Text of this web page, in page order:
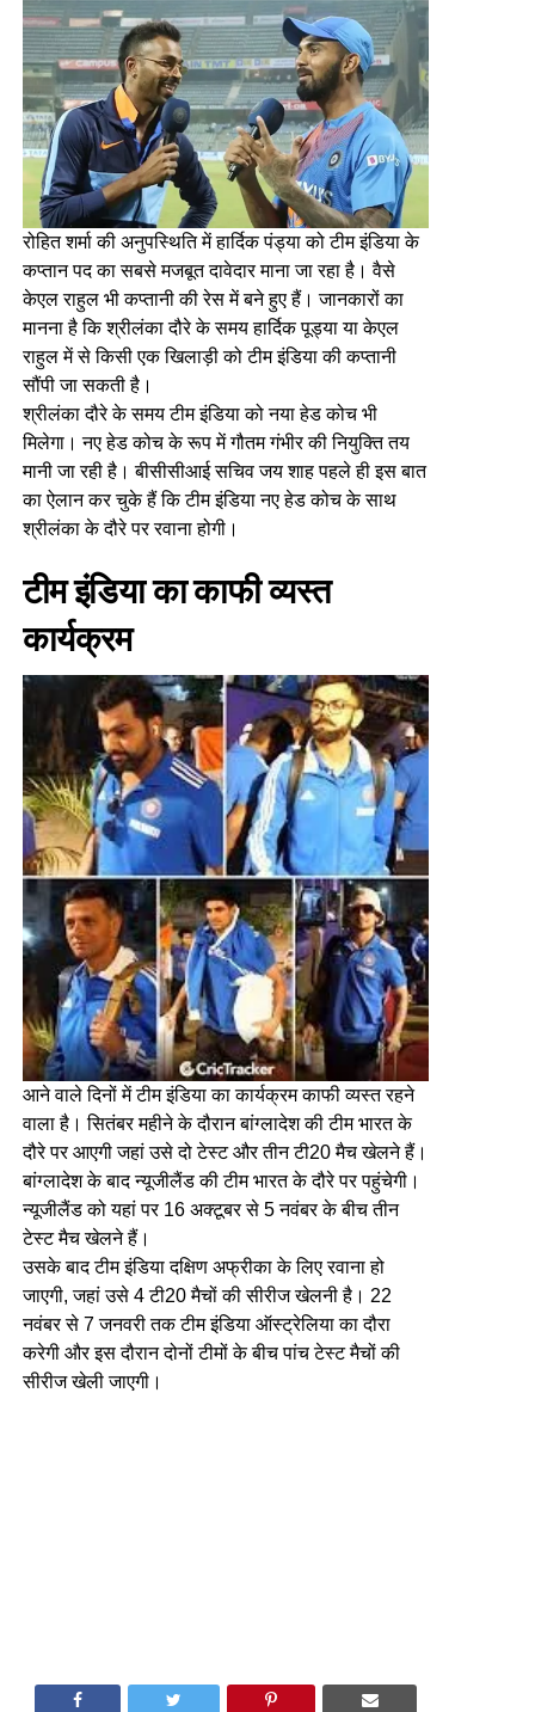
रोहित शर्मा की अनुपस्थिति में हार्दिक पंड्या को टीम इंडिया के
कप्तान पद का सबसे मजबूत दावेदार माना जा रहा है। वैसे
केएल राहुल भी कप्तानी की रेस में बने हुए हैं। जानकारों का
मानना है कि श्रीलंका दौरे के समय हार्दिक पूड्या या केएल
राहुल में से किसी एक खिलाड़ी को टीम इंडिया की कप्तानी
सौंपी जा सकती है।
श्रीलंका दौरे के समय टीम इंडिया को नया हेड कोच भी
मिलेगा। नए हेड कोच के रूप में गौतम गंभीर की नियुक्ति तय
मानी जा रही है। बीसीसीआई सचिव जय शाह पहले ही इस बात
का ऐलान कर चुके हैं कि टीम इंडिया नए हेड कोच के साथ
श्रीलंका के दौरे पर रवाना होगी।
टीम इंडिया का काफी व्यस्त
कार्यक्रम
आने वाले दिनों में टीम इंडिया का कार्यक्रम काफी व्यस्त रहने
वाला है। सितंबर महीने के दौरान बांग्लादेश की टीम भारत के
दौरे पर आएगी जहां उसे दो टेस्ट और तीन टी20 मैच खेलने हैं।
बांग्लादेश के बाद न्यूजीलैंड की टीम भारत के दौरे पर पहुंचेगी।
न्यूजीलैंड को यहां पर 16 अक्टूबर से 5 नवंबर के बीच तीन
टेस्ट मैच खेलने हैं।
उसके बाद टीम इंडिया दक्षिण अफ्रीका के लिए रवाना हो
जाएगी, जहां उसे 4 टी20 मैचों की सीरीज खेलनी है। 22
नवंबर से 7 जनवरी तक टीम इंडिया ऑस्ट्रेलिया का दौरा
करेगी और इस दौरान दोनों टीमों के बीच पांच टेस्ट मैचों की
सीरीज खेली जाएगी।